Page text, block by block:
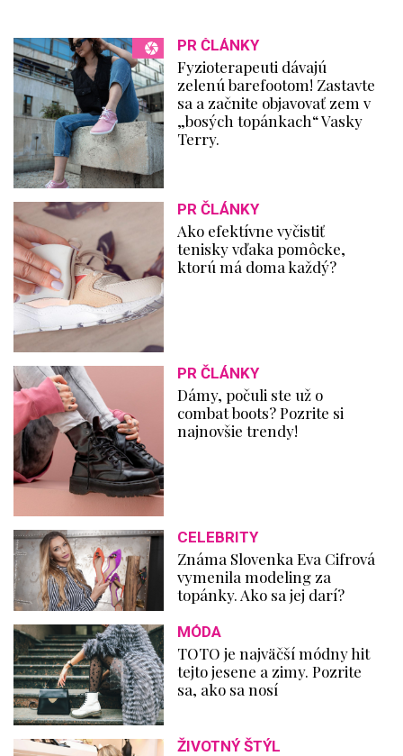
PR ČLÁNKY
Fyzioterapeuti dávajú
zelenú barefootom! Zastavte
sa a začnite objavovať zem v
„bosých topánkach“ Vasky
Terry.
PR ČLÁNKY
Ako efektívne vyčistiť
tenisky vďaka pomôcke,
ktorú má doma každý?
PR ČLÁNKY
Dámy, počuli ste už o
combat boots? Pozrite si
najnovšie trendy!
CELEBRITY
Známa Slovenka Eva Cifrová
vymenila modeling za
topánky. Ako sa jej darí?
MÓDA
TOTO je najväčší módny hit
tejto jesene a zimy. Pozrite
sa, ako sa nosí
ŽIVOTNÝ ŠTÝL